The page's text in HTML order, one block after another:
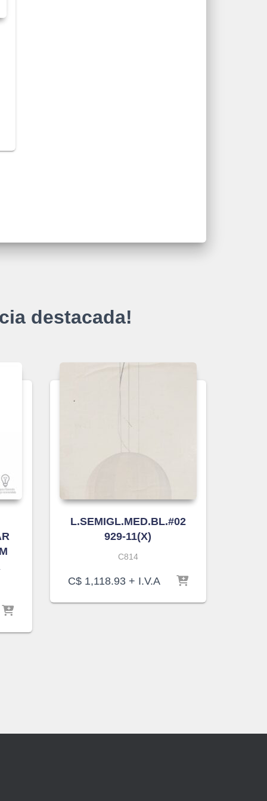
destacada!
L.SEMIGL.MED.BL.#02
929-11(X)
C814
C$1,118.93+ I.V.A